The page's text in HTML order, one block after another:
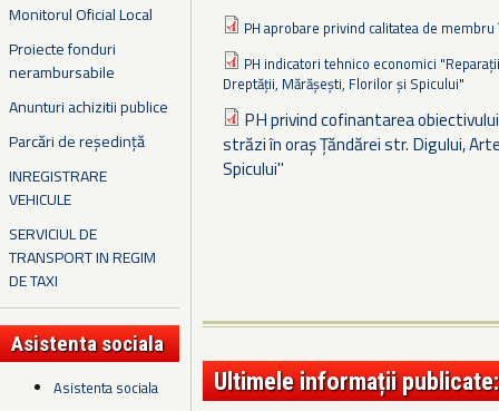
Monitorul Oficial Local
Proiecte fonduri
nerambursabile
Anunturi achizitii publice
Parcări de reședință
INREGISTRARE
VEHICULE
SERVICIUL DE
TRANSPORT IN REGIM
DE TAXI
Asistenta sociala
Asistenta sociala
PH aprobare privind calitatea de membru
PH indicatori tehnico economici
Dreptății, Mărășești, Florilor și Spicului"
PH privind cofinantarea
străzi în oraș Țăndărei str. Digului,
Spicului"
Ultimele informații publicate: